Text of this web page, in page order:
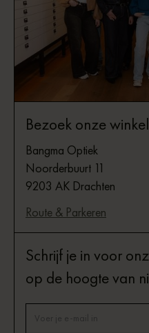
Bezoek onze winkel
Bangma Optiek
Noorderbuurt 11
9203 AK Drachten
Route & Parkeren
Schrijf je in voor
op de hoogte van